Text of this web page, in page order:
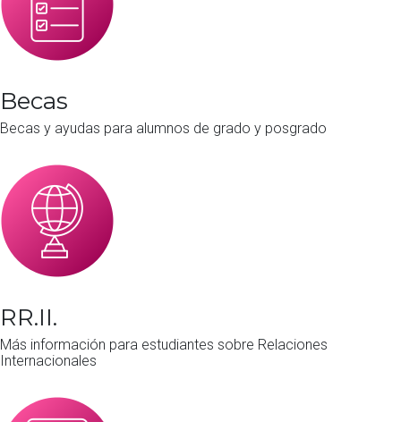
Becas
Becas y ayudas para alumnos de grado y posgrado
RR.II.
Más información para estudiantes sobre Relaciones
Internacionales